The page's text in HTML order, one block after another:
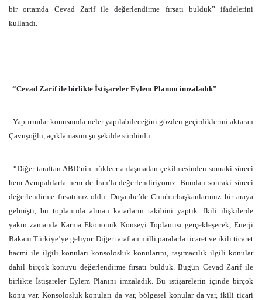
bir ortamda Cevad Zarif ile değerlendirme fırsatı bulduk” ifadelerini
kullandı.
“Cevad Zarif ile birlikte İstişareler Eylem Planını imzaladık”
Yaptırımlar konusunda neler yapılabileceğini gözden geçirdiklerini aktaran
Çavuşoğlu, açıklamasını şu şekilde sürdürdü:
“Diğer taraftan ABD’nin nükleer anlaşmadan çekilmesinden sonraki süreci
hem Avrupalılarla hem de İran’la değerlendiriyoruz. Bundan sonraki süreci
değerlendirme fırsatımız oldu. Duşanbe’de Cumhurbaşkanlarımız bir araya
gelmişti, bu toplantıda alınan kararların takibini yaptık. İkili ilişkilerde
yakın zamanda Karma Ekonomik Konseyi Toplantısı gerçekleşecek, Enerji
Bakanı Türkiye’ye geliyor. Diğer taraftan milli paralarla ticaret ve ikili ticaret
hacmi ile ilgili konuları konsolosluk konularını, taşımacılık ilgili konular
dahil birçok konuyu değerlendirme fırsatı bulduk. Bugün Cevad Zarif ile
birlikte İstişareler Eylem Planını imzaladık. Bu istişarelerin içinde birçok
konu var. Konsolosluk konuları da var, bölgesel konular da var, ikili ticari